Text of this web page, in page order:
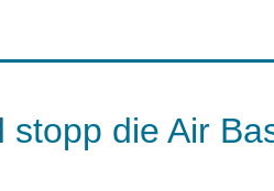
stopp die Air